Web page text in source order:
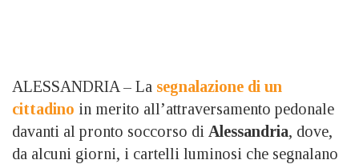
ALESSANDRIA – La segnalazione di un
cittadino in merito all’attraversamento pedonale
davanti al pronto soccorso di Alessandria, dove,
da alcuni giorni, i cartelli luminosi che segnalano